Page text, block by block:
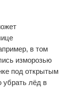
в том
изморозью
под открытым
убрать лёд в